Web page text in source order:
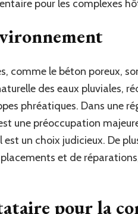
pour les complexes
comme le béton poreux,
des eaux pluviales,
phréatiques. Dans une
une préoccupation
est un choix judicieux. De
et de
pour la